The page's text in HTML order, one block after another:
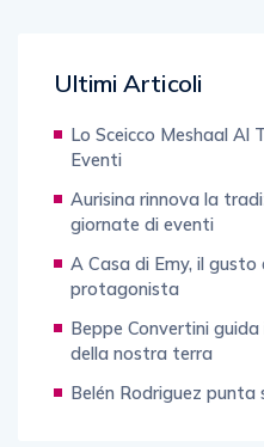
Ultimi Articoli
Lo Sceicco Meshaal Al
Eventi
Aurisina rinnova la
giornate di eventi
A Casa di Emy, il
protagonista
Beppe Convertini
della nostra terra
Belén Rodriguez punta